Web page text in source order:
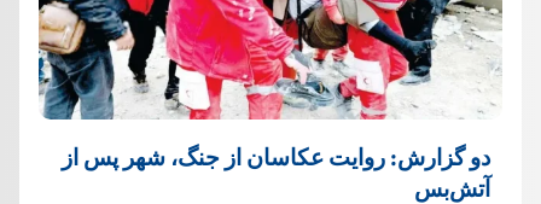
دو گزارش: روایت عکاسان از جنگ، شهر پس از
آتش‌بس